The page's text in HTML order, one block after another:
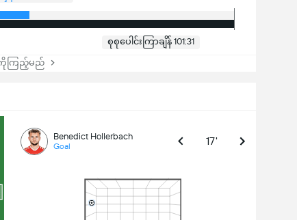
စုစုပေါင်းကြာချိန် 101:31
ကြည့်မည်
Benedict Hollerbach
Goal 17'